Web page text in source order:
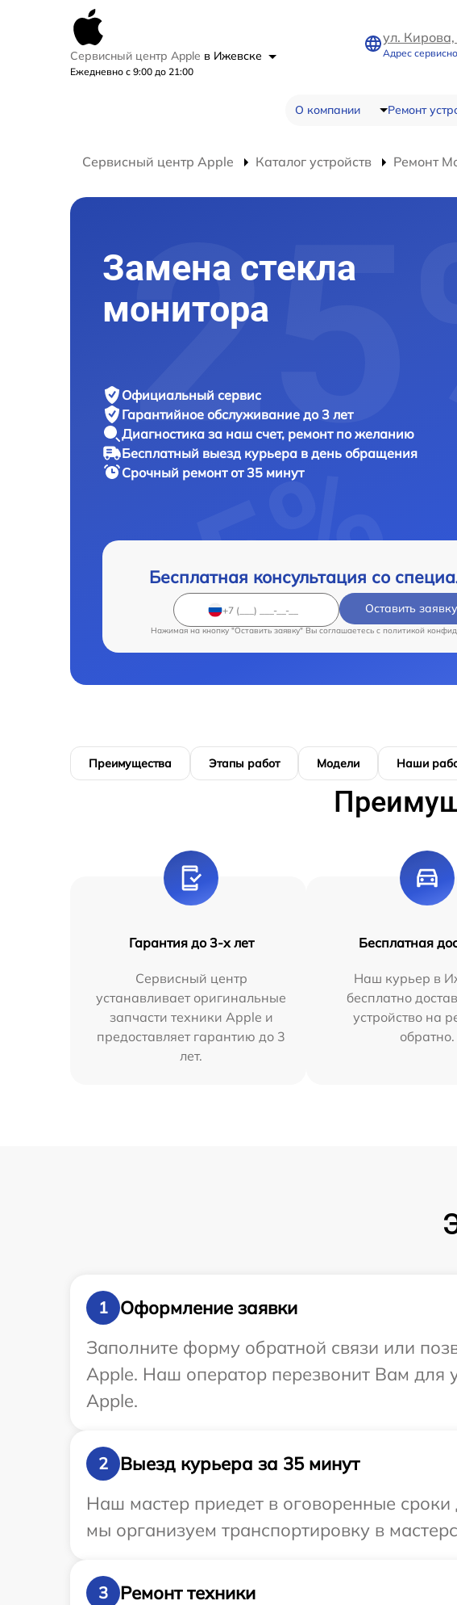
Сервисный центр Apple в Ижевске
Ежедневно с 9:00 до 21:00
ул.
Адрес
О компании Ремонт
Сервисный центр Apple Каталог устройств Ремонт
Замена стекла
монитора
Официальный сервис
Гарантийное обслуживание до 3 лет
Диагностика за наш счет, ремонт по желанию
Бесплатный выезд курьера в день обращения
Срочный ремонтот 35 минут
Бесплатная консультация со
Оставить заявку
Нажимая на кнопку "Оставить заявку" Вы соглашаетесь c политикой
Преимущества Этапы работ Модели Наши
Гарантия до 3-х лет
Сервисный центр
устанавливает оригинальные
запчасти техники Apple и
предоставляет гарантию до 3
лет.
Бесплатная
Наш курьер в
бесплатно
устройство на
обратно.
1
Оформление заявки
Заполните форму обратной связи или
Apple. Наш оператор перезвонит Вам для
Apple.
2
Выезд курьера за 35 минут
Наш мастер приедет в оговоренные
мы организуем транспортировку в
3
Ремонт техники